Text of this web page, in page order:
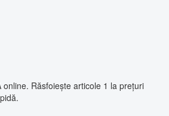
Răsfoiește articole 1 la prețuri